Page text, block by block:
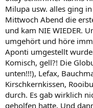
Milupa usw. alles ging
Mittwoch Abend die
und kam NIE WIEDER.
umgehört und höre
Aponti umgestellt
Komisch, gell?! Die
unten!!!), Lefax,
Kirschkernkissen,
durch. Es gab wirklich
geholfen hatte. Und